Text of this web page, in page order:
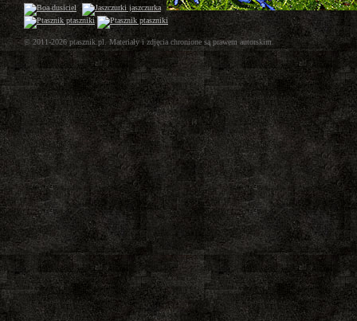
© 2011-2026 ptasznik.pl. Materiały i zdjęcia chronione są prawem autorskim.